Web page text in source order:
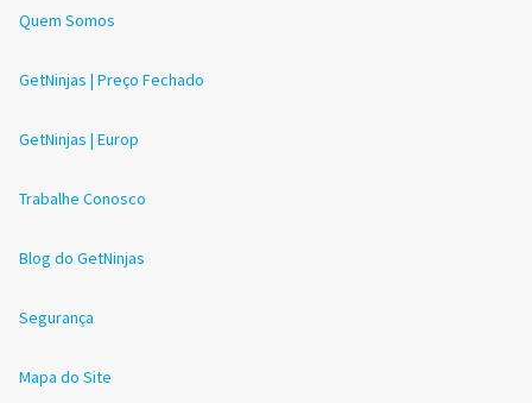
Quem Somos
GetNinjas | Preço Fechado
GetNinjas | Europ
Trabalhe Conosco
Blog do GetNinjas
Segurança
Mapa do Site